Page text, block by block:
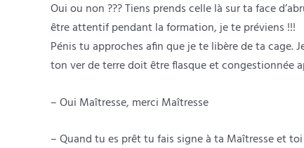
Oui ou non ??? Tiens prends celle là sur ta face
être attentif pendant la formation, je te préviens !!!
Pénis tu approches afin que je te libère de ta cage.
ton ver de terre doit être flasque et congestionnée
– Oui Maîtresse, merci Maîtresse
– Quand tu es prêt tu fais signe à ta Maîtresse et